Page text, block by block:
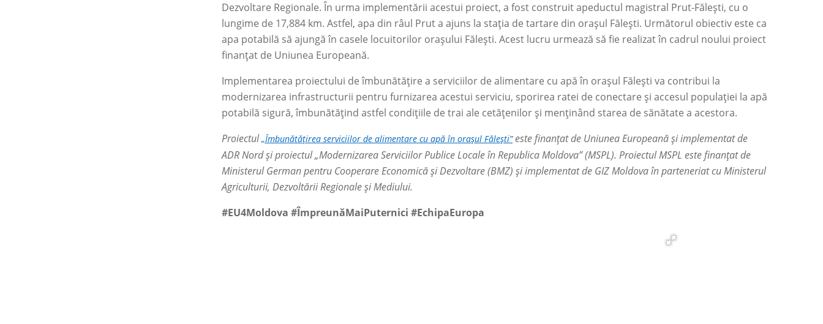
Dezvoltare Regionale. În urma implementării acestui proiect, a fost construit apeductul magistral Prut-Fălești, cu o
lungime de 17,884 km. Astfel, apa din râul Prut a ajuns la stația de tartare din orașul Fălești. Următorul obiectiv este ca
apa potabilă să ajungă în casele locuitorilor orașului Fălești. Acest lucru urmează să fie realizat în cadrul noului proiect
finanțat de Uniunea Europeană.
Implementarea proiectului de îmbunătățire a serviciilor de alimentare cu apă în orașul Fălești va contribui la
modernizarea infrastructurii pentru furnizarea acestui serviciu, sporirea ratei de conectare și accesul populației la apă
potabilă sigură, îmbunătățind astfel condițiile de trai ale cetățenilor și menținând starea de sănătate a acestora.
Proiectul„Îmbunătățirea serviciilor de alimentare cu apă în orașul Fălești”este finanțat de Uniunea Europeană și implementat de
ADR Nord și proiectul „Modernizarea Serviciilor Publice Locale în Republica Moldova” (MSPL). Proiectul MSPL este finanțat de
Ministerul German pentru Cooperare Economică și Dezvoltare (BMZ) și implementat de GIZ Moldova în parteneriat cu Ministerul
Agriculturii, Dezvoltării Regionale și Mediului.
#EU4Moldova #ÎmpreunăMaiPuternici #EchipaEuropa